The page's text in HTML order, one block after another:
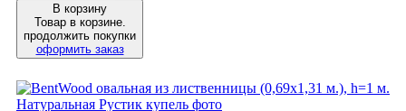
В корзину
Товар в корзине.
продолжить покупки
оформить заказ